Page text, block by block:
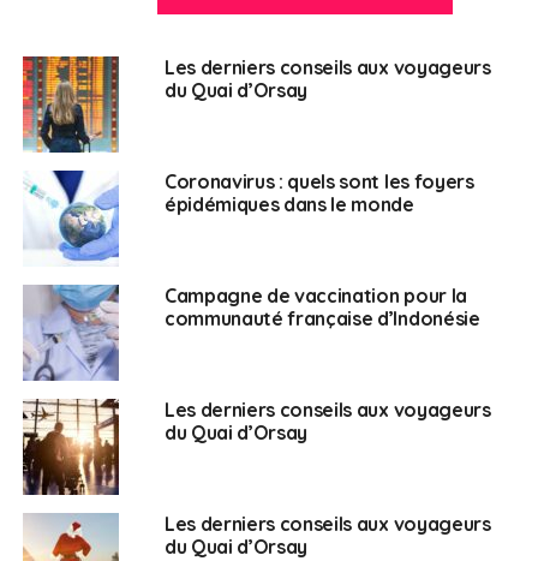
Les derniers conseils aux voyageurs
du Quai d’Orsay
Coronavirus : quels sont les foyers
épidémiques dans le monde
Campagne de vaccination pour la
communauté française d’Indonésie
Les derniers conseils aux voyageurs
du Quai d’Orsay
Les derniers conseils aux voyageurs
du Quai d’Orsay